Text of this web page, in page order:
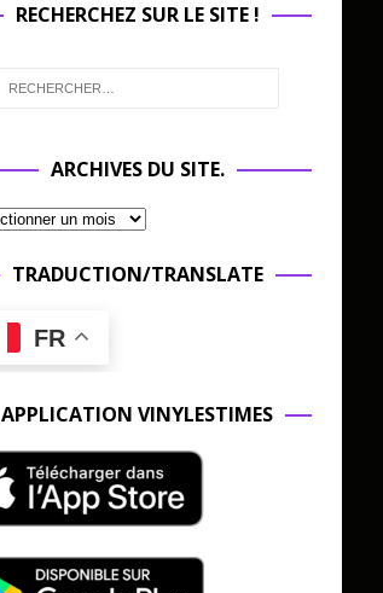
RECHERCHEZ SUR LE SITE !
ARCHIVES DU SITE.
TRADUCTION/TRANSLATE
FR
APPLICATION VINYLESTIMES